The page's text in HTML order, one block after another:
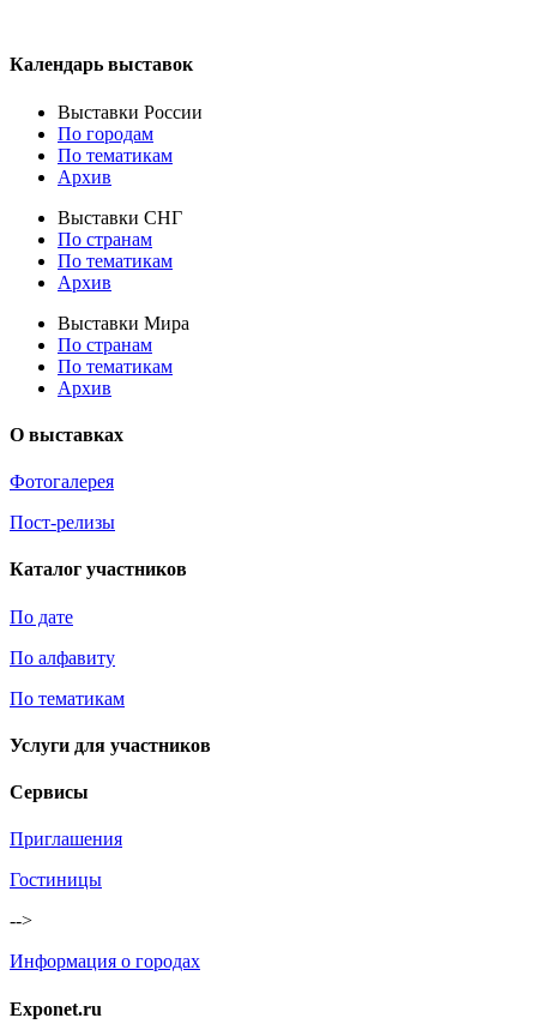
Календарь выставок
Выставки России
По городам
По тематикам
Архив
Выставки СНГ
По странам
По тематикам
Архив
Выставки Мира
По странам
По тематикам
Архив
О выставках
Фотогалерея
Пост-релизы
Каталог участников
По дате
По алфавиту
По тематикам
Услуги для участников
Сервисы
Приглашения
Гостиницы
-->
Информация о городах
Exponet.ru